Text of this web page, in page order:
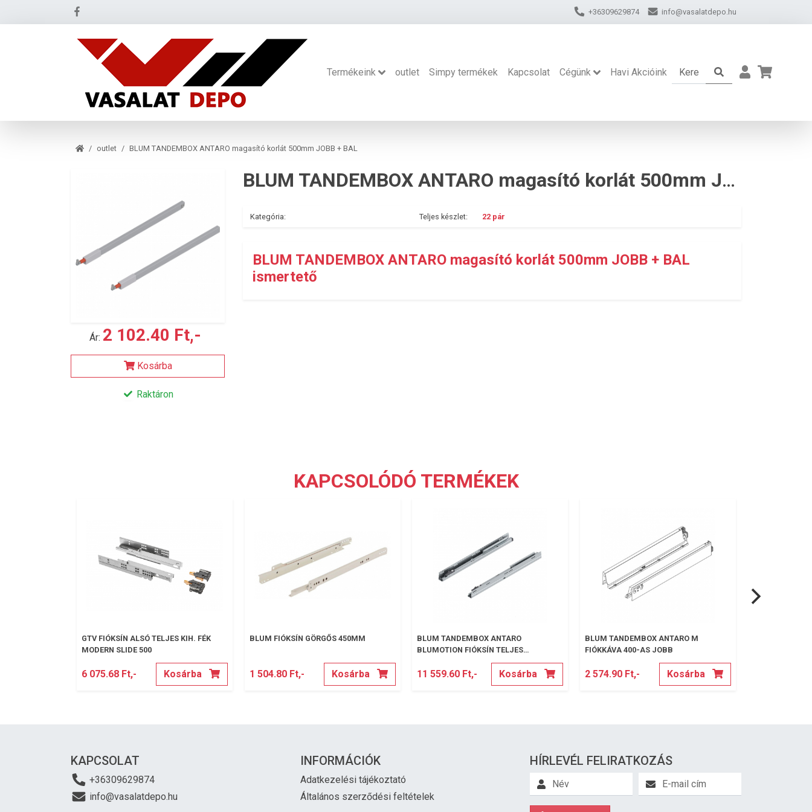
+36309629874 info@vasalatdepo.hu
Termékeink outlet Simpy termékek Kapcsolat Cégünk Havi Akcióink
outlet BLUM TANDEMBOX ANTARO magasító korlát 500mm JOBB + BAL
Ár: 2 102.40 Ft,-
Kosárba
Raktáron
BLUM TANDEMBOX ANTARO magasító korlát 500mm JOBB + BAL
Kategória: Teljes készlet: 22 pár
BLUM TANDEMBOX ANTARO magasító korlát 500mm JOBB + BAL
ismertető
KAPCSOLÓDÓ TERMÉKEK
GTV FIÓKSÍN ALSÓ TELJES KIH. FÉK
MODERN SLIDE 500
6 075.68 Ft,- Kosárba
BLUM FIÓKSÍN GÖRGŐS 450MM
1 504.80 Ft,- Kosárba
BLUM TANDEMBOX ANTARO
BLUMOTION FIÓKSÍN TELJES
KIHÚZÁSÚ 400MM 30KG
11 559.60 Ft,- Kosárba
BLUM TANDEMBOX ANTARO M
FIÓKKÁVA 400-AS JOBB
2 574.90 Ft,- Kosárba
KAPCSOLAT
+36309629874
info@vasalatdepo.hu
INFORMÁCIÓK
Adatkezelési tájékoztató
Általános szerződési feltételek
HÍRLEVÉL FELIRATKOZÁS